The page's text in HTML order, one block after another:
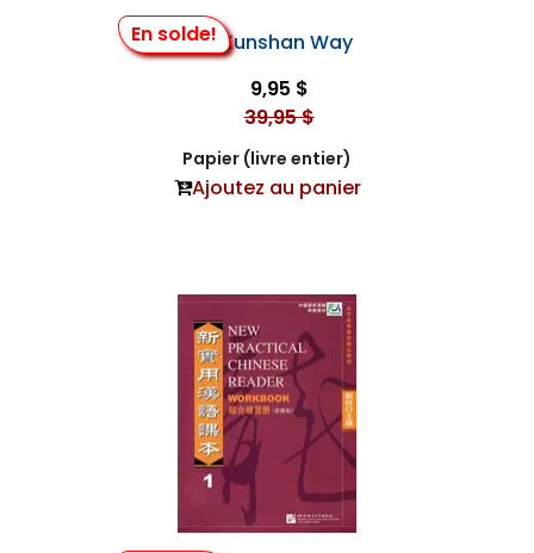
En solde!The Kunshan Way
9,95 $
39,95 $
Papier (livre entier)
Ajoutez au panier